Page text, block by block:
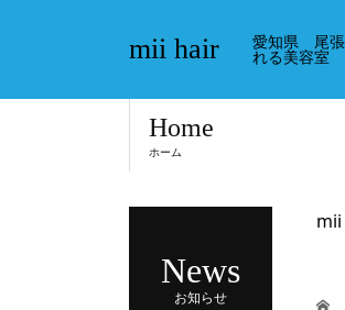
mii hair 愛知県 尾張
れる美容室
Home
ホーム
News
お知らせ
mii